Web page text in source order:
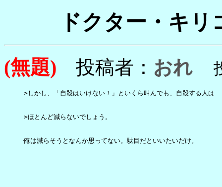
ドクター・キ
(無題) 投稿者： おれ
>しかし、「自殺はいけない！」といくら叫んでも、自殺する人は
>ほとんど減らないでしょう。
俺は減らそうとなんか思ってない。駄目だといいたいだけ。